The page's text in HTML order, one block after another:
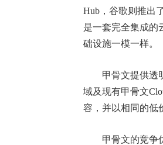
Hub，谷歌则推出
是一套完全集成的
础设施一模一样。
甲骨文提供透明
域及现有甲骨文
容，并以相同的低
甲骨文的竞争优